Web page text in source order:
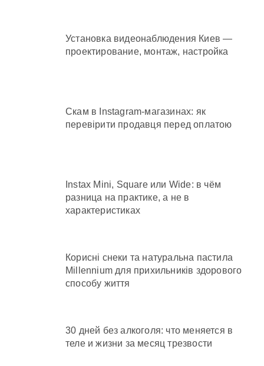
Установка видеонаблюдения Киев —
проектирование, монтаж, настройка
Скам в Instagram-магазинах: як
перевірити продавця перед оплатою
Instax Mini, Square или Wide: в чём
разница на практике, а не в
характеристиках
Корисні снеки та натуральна пастила
Millennium для прихильників здорового
способу життя
30 дней без алкоголя: что меняется в
теле и жизни за месяц трезвости